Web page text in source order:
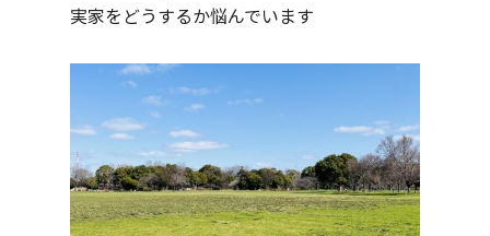
実家をどうするか悩んでいます